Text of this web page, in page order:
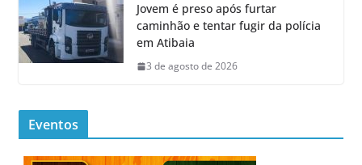
Jovem é preso após furtar
caminhão e tentar fugir da polícia
em Atibaia
3 de agosto de 2026
Eventos